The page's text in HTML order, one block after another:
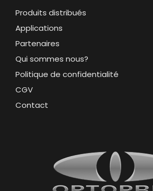
Produits distribués
Applications
Partenaires
Qui sommes nous?
Politique de confidentialité
CGV
Contact